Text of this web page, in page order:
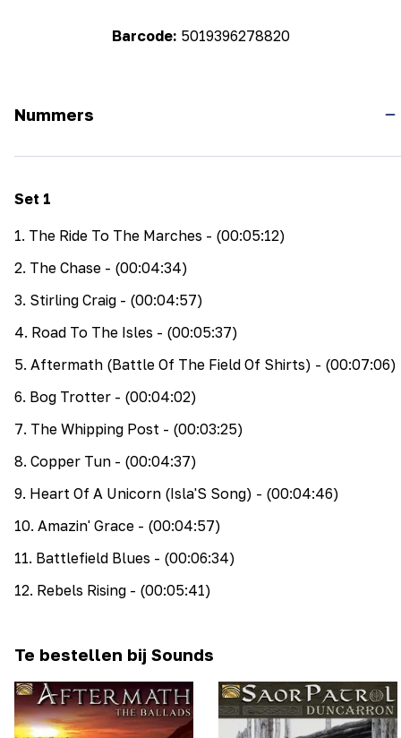
Barcode: 5019396278820
Nummers
Set 1
1. The Ride To The Marches - (00:05:12)
2. The Chase - (00:04:34)
3. Stirling Craig - (00:04:57)
4. Road To The Isles - (00:05:37)
5. Aftermath (Battle Of The Field Of Shirts) - (00:07:06)
6. Bog Trotter - (00:04:02)
7. The Whipping Post - (00:03:25)
8. Copper Tun - (00:04:37)
9. Heart Of A Unicorn (Isla'S Song) - (00:04:46)
10. Amazin' Grace - (00:04:57)
11. Battlefield Blues - (00:06:34)
12. Rebels Rising - (00:05:41)
Te bestellen bij Sounds